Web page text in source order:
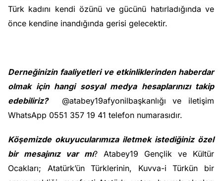
Türk kadını kendi özünü ve gücünü hatırladığında ve
önce kendine inandığında gerisi gelecektir.
Derneğinizin faaliyetleri ve etkinliklerinden haberdar
olmak için hangi sosyal medya hesaplarınızı takip
edebiliriz?@atabey19afyonilbaşkanlığı ve iletişim
WhatsApp 0551 357 19 41 telefon numarasıdır.
Köşemizde okuyucularımıza iletmek istediğiniz özel
bir mesajınız var mı? Atabey19 Gençlik ve Kültür
Ocakları; Atatürk’ün Türklerinin, Kuvva-i Türkün bir